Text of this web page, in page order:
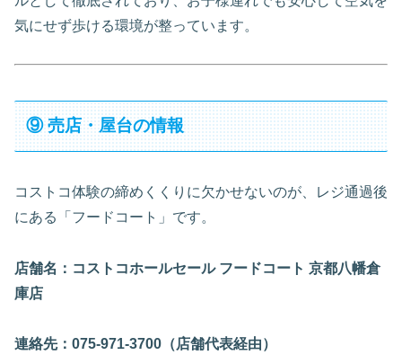
気にせず歩ける環境が整っています。
⑨ 売店・屋台の情報
コストコ体験の締めくくりに欠かせないのが、レジ通過後
にある「フードコート」です。
店舗名：コストコホールセール フードコート 京都八幡倉
庫店
連絡先：075-971-3700（店舗代表経由）